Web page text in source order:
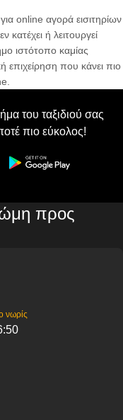
online αγορά εισιτηρίων
κατέχει ή λειτουργεί
ιστότοπο καμίας
επιχείρηση που κάνει πιο
του ταξιδιού σας
πιο εύκολος!
προς
νωρίς